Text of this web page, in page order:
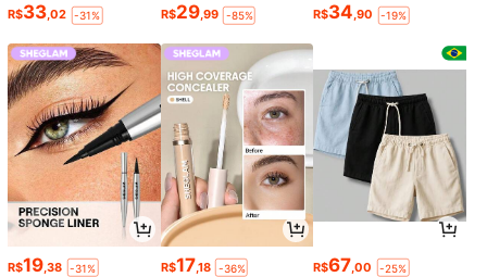
R$33,02 -31% R$29,99 -85% R$34,90 -19%
R$19 ,38 -31% R$17,18 -36% R$67 ,00 -25%